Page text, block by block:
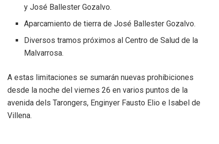
y José Ballester Gozalvo.
Aparcamiento de tierra de José Ballester Gozalvo.
Diversos tramos próximos al Centro de Salud de la
Malvarrosa.
A estas limitaciones se sumarán nuevas prohibiciones
desde la noche del viernes 26 en varios puntos de la
avenida dels Tarongers, Enginyer Fausto Elio e Isabel de
Villena.